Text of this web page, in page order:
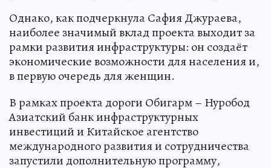
Однако, как подчеркнула Сафия Джураева,
наиболее значимый вклад проекта выходит за
рамки развития инфраструктуры: он создаёт
экономические возможности для населения и,
в первую очередь для женщин.
В рамках проекта дороги Обигарм – Нуробод
Азиатский банк инфраструктурных
инвестиций и Китайское агентство
международного развития и сотрудничества
запустили дополнительную программу,